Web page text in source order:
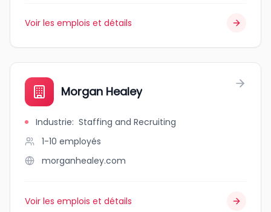
Voir les emplois et détails
Morgan Healey
Industrie: Staffing and Recruiting
1-10 employés
morganhealey.com
Voir les emplois et détails